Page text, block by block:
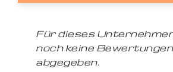
Für dieses
noch keine Bewertungen
abgegeben.